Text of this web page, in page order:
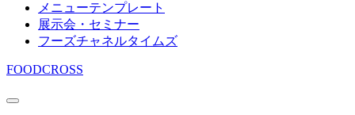
メニューテンプレート
展示会・セミナー
フーズチャネルタイムズ
FOODCROSS